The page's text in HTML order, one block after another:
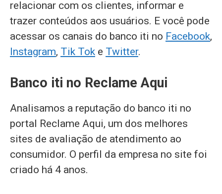
relacionar com os clientes, informar e
trazer conteúdos aos usuários. E você pode
acessar os canais do banco iti no Facebook,
Instagram, Tik Tok e Twitter.
Banco iti no Reclame Aqui
Analisamos a reputação do banco iti no
portal Reclame Aqui, um dos melhores
sites de avaliação de atendimento ao
consumidor. O perfil da empresa no site foi
criado há 4 anos.